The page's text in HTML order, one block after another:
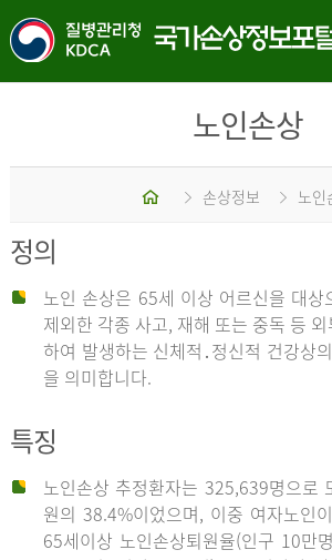
노인손상
홈 손상정보 노인
정의
노인 손상은 65세 이상 어르신을 대상
제외한 각종 사고, 재해 또는 중독 등
하여 발생하는 신체적․정신적 건강상
을 의미합니다.
특징
노인손상 추정환자는 325,639명으로
원의 38.4%이었으며, 이중 여자노인
65세이상 노인손상퇴원율(인구 10만